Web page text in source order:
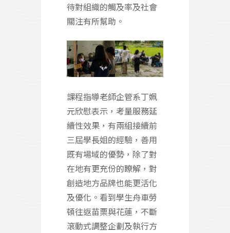
待對組織的觸及率及社會
關注有所幫助。
課程指導老師企管系丁姵
元欣慰表示，考量服務延
續性效果，有兩組接續前
三屆學長姐的經驗，善用
既有場域的優勢，除了對
在地有更充份的瞭解，對
創造地方品牌也能更活化
及優化。看到學生舟車勞
頓往返苗栗與花蓮，不斷
滾動式調整企劃及執行方